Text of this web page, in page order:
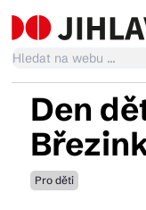
Kalendář akcí
Tradiční akce
Den
Pro děti